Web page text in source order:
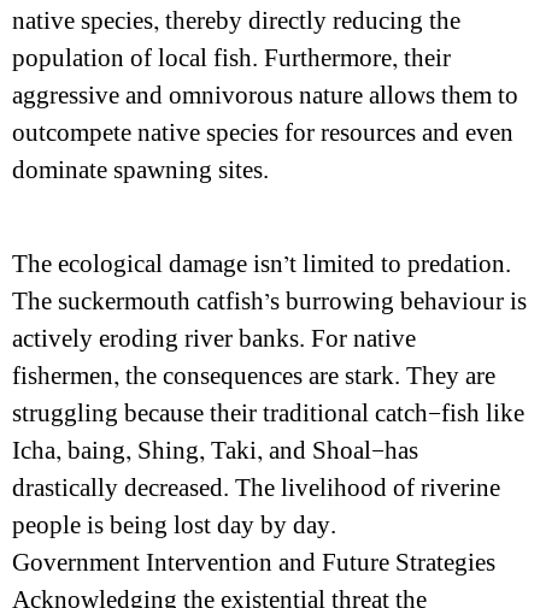
native species, thereby directly reducing the
population of local fish. Furthermore, their
aggressive and omnivorous nature allows them to
outcompete native species for resources and even
dominate spawning sites.
The ecological damage isn’t limited to predation.
The suckermouth catfish’s burrowing behaviour is
actively eroding river banks. For native
fishermen, the consequences are stark. They are
struggling because their traditional catch—fish like
Icha, baing, Shing, Taki, and Shoal—has
drastically decreased. The livelihood of riverine
people is being lost day by day.
Government Intervention and Future Strategies
Acknowledging the existential threat the